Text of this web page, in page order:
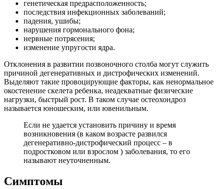
генетическая предрасположенность;
последствия инфекционных заболеваний;
падения, ушибы;
нарушения гормонального фона;
нервные потрясения;
изменение упругости ядра.
Отклонения в развитии позвоночного столба могут служить
причиной дегенеративных и дистрофических изменений.
Выделяют такие провоцирующие факторы, как ненормальное
окостенение скелета ребенка, неадекватные физические
нагрузки, быстрый рост. В таком случае остеохондроз
называется юношеским, или ювенильным.
Если не удается установить причину и время
возникновения (в каком возрасте развился
дегенеративно-дистрофический процесс – в
подростковом или взрослом ) заболевания, то его
называют неуточненным.
Симптомы